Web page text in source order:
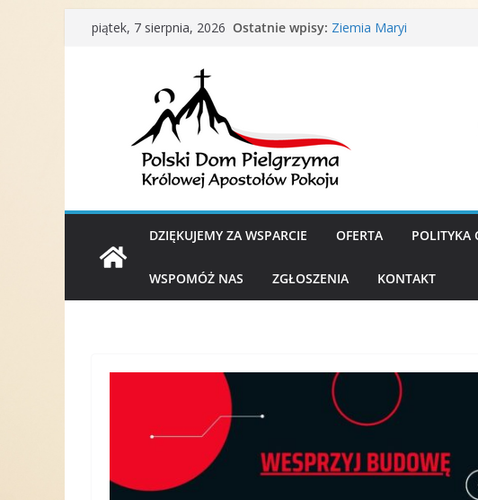
Przejdźpiątek, 7 sierpnia, 2026 Ostatnie wpisy: Ziemia Maryi
DZIĘKUJEMY ZA WSPARCIE OFERTA POLITYKA
WSPOMÓŻ NAS ZGŁOSZENIA KONTAKT